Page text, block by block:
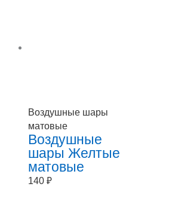
Воздушные шары
матовые
Воздушные
шары Желтые
матовые
140 ₽